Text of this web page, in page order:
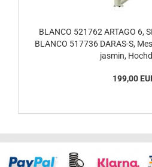
BLANCO 521762 ARTAGO 6,
BLANCO 517736 DARAS-S,
jasmin,
199,00